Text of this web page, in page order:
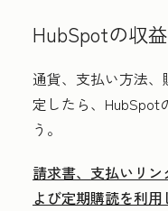
HubSpotの収
通貨、支払い方法
定したら、HubSpot
う。
請求書、支払いリ
よび定期購読を利用